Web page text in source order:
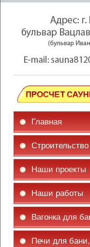
Главная
Строительство
Наши проекты
Наши работы
Вагонка для
Печи для